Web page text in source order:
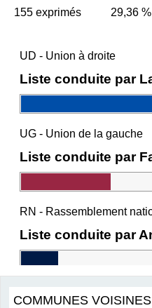
155 exprimés
29,36 %
UD - Union à droite
UG - Union de la gauche
COMMUNES VOISINES